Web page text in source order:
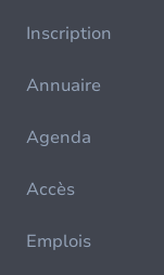
Inscription
Annuaire
Agenda
Accès
Emplois